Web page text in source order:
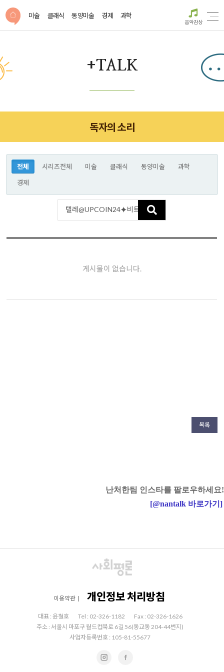
미술 클래식 동양미술 경제 과학
음악감상
+TALK
독자의 소리
전체 시리즈전체 미술 클래식 동양미술
과학
경제
게시물이 없습니다.
목록
난처한팀 인스타를 팔로우하세요!
[@nantalk 바로가기 ]
이용약관 | 개인정보 처리방침
대표 : 윤철호 Tel : 02-326-1182
Fax : 02-326-1626
주소 : 서울시 마포구 월드컵북로 6길 56(동교동 204-44번지)
사업자등록번호 : 105-81-55677